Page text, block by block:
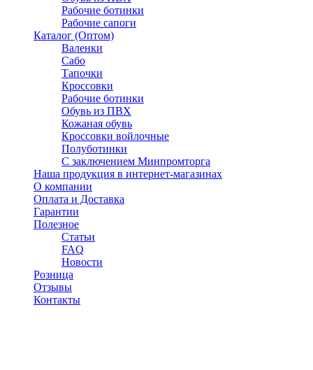
Рабочие ботинки
Рабочие сапоги
Каталог (Оптом)
Валенки
Сабо
Тапочки
Кроссовки
Рабочие ботинки
Обувь из ПВХ
Кожаная обувь
Кроссовки войлочные
Полуботинки
C заключением Минпромторга
Наша продукция в интернет-магазинах
О компании
Оплата и Доставка
Гарантии
Полезное
Статьи
FAQ
Новости
Розница
Отзывы
Контакты